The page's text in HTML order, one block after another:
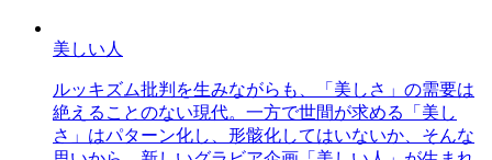
美しい人
ルッキズム批判を生みながらも、「美しさ」の需要は
絶えることのない現代。一方で世間が求める「美し
さ」はパターン化し、形骸化してはいないか、そんな